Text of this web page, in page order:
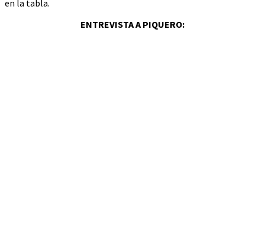
en la tabla.
ENTREVISTA A PIQUERO: